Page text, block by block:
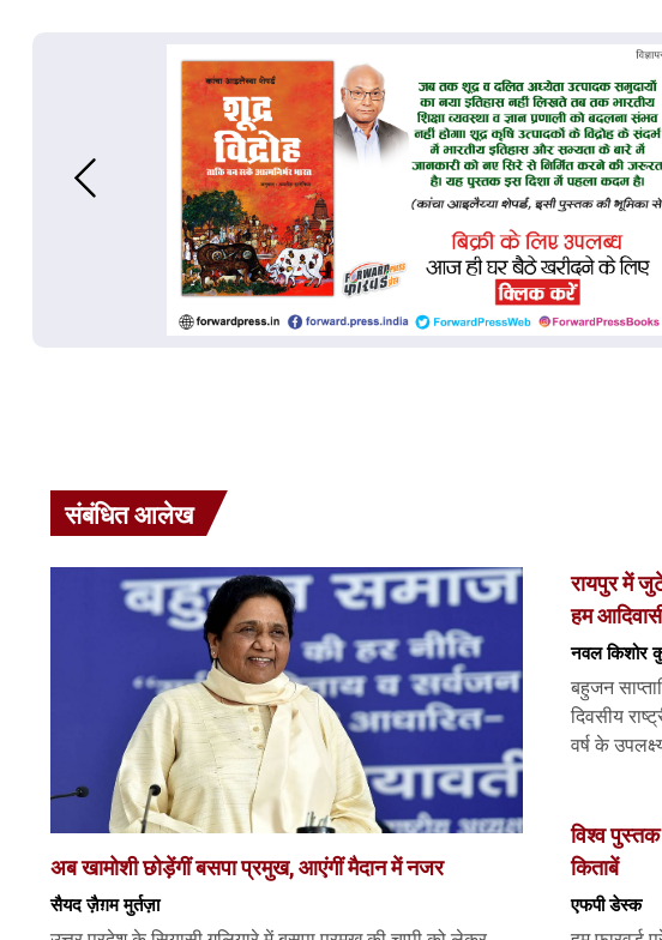
संबंधित आलेख
अब खामोशी छोड़ेंगीं बसपा प्रमुख, आएंगीं मैदान में नजर
सैयद ज़ैग़म मुर्तज़ा
रायपुर में
हम
नवल किशोर
बहुजन
दिवसीय
वर्ष के
विश्व
किताबें
एफपी डेस्‍क